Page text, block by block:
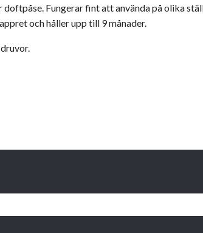
Fungerar fint att använda på olika
och håller upp till 9 månader.